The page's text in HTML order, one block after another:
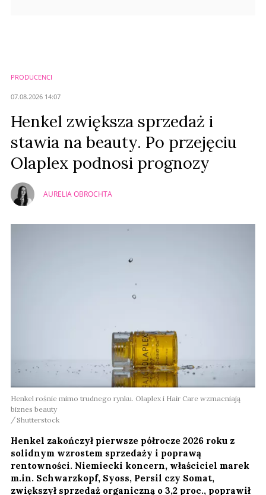
PRODUCENCI
07.08.2026 14:07
Henkel zwiększa sprzedaż i
stawia na beauty. Po przejęciu
Olaplex podnosi prognozy
AURELIA OBROCHTA
Henkel rośnie mimo trudnego rynku. Olaplex i Hair Care wzmacniają
biznes beauty
Shutterstock
Henkel zakończył pierwsze półrocze 2026 roku z
solidnym wzrostem sprzedaży i poprawą
rentowności. Niemiecki koncern, właściciel marek
m.in. Schwarzkopf, Syoss, Persil czy Somat,
zwiększył sprzedaż organiczną o 3,2 proc., poprawił